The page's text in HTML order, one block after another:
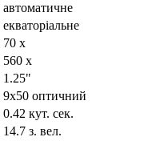
автоматичне
екваторіальне
70 x
560 x
1.25"
9x50 оптичний
0.42 кут. сек.
14.7 з. вел.